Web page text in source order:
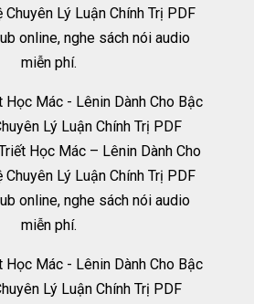
Lý Luận Chính Trị PDF
online, nghe sách nói audio
miễn phí.
Học Mác – Lênin Dành Cho
Lý Luận Chính Trị PDF
online, nghe sách nói audio
miễn phí.